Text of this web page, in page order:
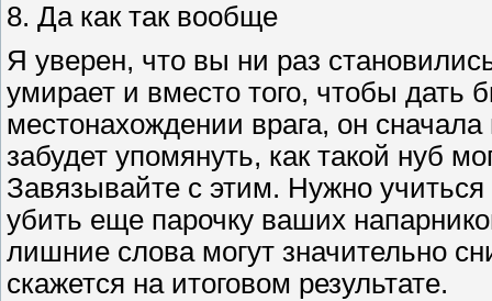
8. Да как так вообще
Я уверен, что вы ни раз
умирает и вместо того, чтобы
местонахождении врага, он
забудет упомянуть, как такой нуб
Завязывайте с этим. Нужно учиться
убить еще парочку ваших
лишние слова могут значительно
скажется на итоговом результате.